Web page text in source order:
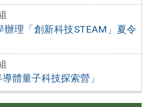
理「創新科技STEAM」夏令
體量子科技探索營」